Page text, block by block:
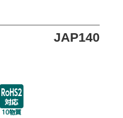
JAP140